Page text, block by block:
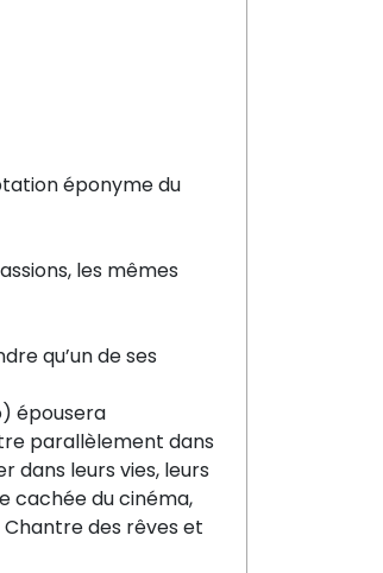
éponyme du
les mêmes
qu’un de ses
épousera
parallèlement dans
dans leurs vies, leurs
cachée du cinéma,
des rêves et